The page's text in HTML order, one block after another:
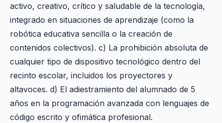
activo, creativo, crítico y saludable de la tecnología,
integrado en situaciones de aprendizaje (como la
robótica educativa sencilla o la creación de
contenidos colectivos). c) La prohibición absoluta de
cualquier tipo de dispositivo tecnológico dentro del
recinto escolar, incluidos los proyectores y
altavoces. d) El adiestramiento del alumnado de 5
años en la programación avanzada con lenguajes de
código escrito y ofimática profesional.